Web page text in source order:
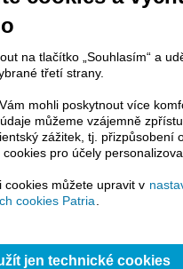
článku je dostupné jen
Plus
služeb, potom je nutné sePřihlásit.
kekompletnímu
bez jakýchkoliv
komentáře a horké
terminálovou metodou
zpravodajství, ale i další služby
avaluace, ekonomické
na tlačítko „Souhlasím“ a
třetí strany.
mohli poskytnout více
můžeme vzájemně
zážitek, tj. přizpůsobení
pro účely
cookies můžete upravit v
cookies Patria
jen technické cookies